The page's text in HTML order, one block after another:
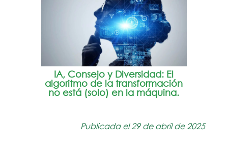
IA, Consejo y Diversidad: El
algoritmo de la transformación
no está (solo) en la máquina.
Publicada el 29 de abril de 2025